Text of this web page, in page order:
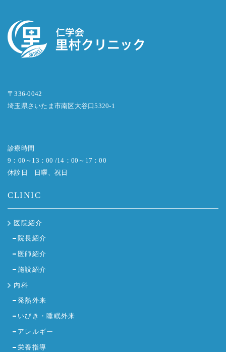
〒336-0042
埼玉県さいたま市南区大谷口5320-1
診療時間
9：00～13：00 /14：00～17：00
休診日 日曜、祝日
CLINIC
医院紹介
院長紹介
医師紹介
施設紹介
内科
発熱外来
いびき・睡眠外来
アレルギー
栄養指導